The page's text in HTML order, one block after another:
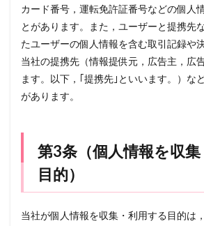
カード番号，運転免許証番号などの個人
とがあります。また，ユーザーと提携先
たユーザーの個人情報を含む取引記録や
当社の提携先（情報提供元，広告主，広
ます。以下，｢提携先｣といいます。）な
があります。
第3条（個人情報を収
目的）
当社が個人情報を収集・利用する目的は